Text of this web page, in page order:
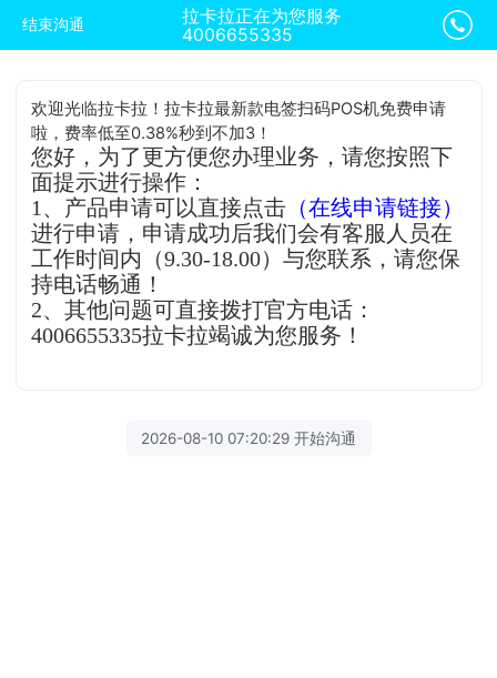
结束沟通
拉卡拉正在为您服务
4006655335
欢迎光临拉卡拉！拉卡拉最新款电签扫码POS机免费申请
啦，费率低至0.38%秒到不加3！
您好，为了更方便您办理业务，请您按照下
面提示进行操作：
1、产品申请可以直接点击 （在线申请链接）
进行申请，申请成功后我们会有客服人员在
工作时间内（9.30-18.00）与您联系，请您保
持电话畅通！
2、其他问题可直接拨打官方电话：
4006655335拉卡拉竭诚为您服务！
2026-08-10 07:20:29 开始沟通